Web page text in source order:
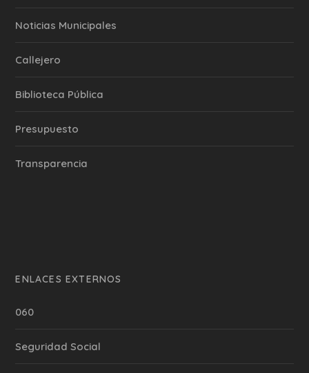
‎Noticias Municipales
Callejero
Biblioteca Pública
Presupuesto
Transparencia
ENLACES EXTERNOS
060
Seguridad Social